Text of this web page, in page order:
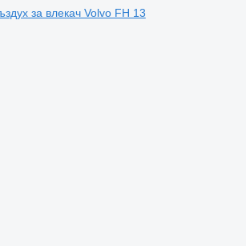
за влекач Volvo FH 13